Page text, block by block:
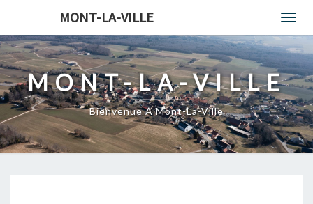
MONT-LA-VILLE
MONT-LA-VILLE
Bienvenue À Mont-La-Ville